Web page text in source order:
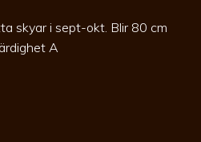
skyar i sept-okt. Blir 80 cm
A